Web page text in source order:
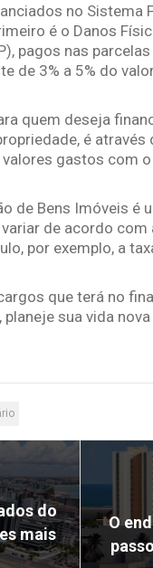
no Sistema
é o Danos
pagos nas
de 3% a 5% do
quem deseja
é
gastos com
de Bens Imóveis é
de acordo
por exemplo, a
que terá no
sua vida
do
mais
O